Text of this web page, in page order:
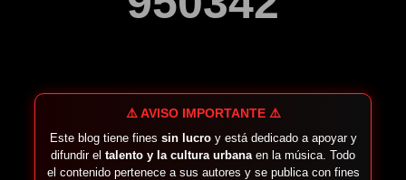
⚠️ AVISO IMPORTANTE ⚠️
Este blog tiene fines sin lucroy está dedicado a apoyar y
difundir el talento y la cultura urbana en la música. Todo
el contenido pertenece a sus autores y se publica con fines